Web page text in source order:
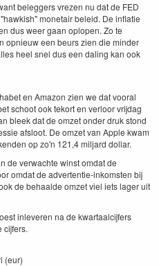
beleggers vrezen nu dat de FED
monetair beleid. De inflatie
dus weer gaan oplopen. Zo te
opnieuw een beurs zien die minder
heel snel dus een daling kan ook
en Amazon zien we dat vooral
schoot ook tekort en verloor vrijdag
bleek dat de omzet onder druk stond
afsloot. De omzet van Apple kwam
op zo'n 121,4 miljard dollar.
de verwachte winst omdat de
omdat de advertentie-inkomsten bij
de behaalde omzet viel iets lager uit
inleveren na de kwartaalcijfers
cijfers.
(eur)